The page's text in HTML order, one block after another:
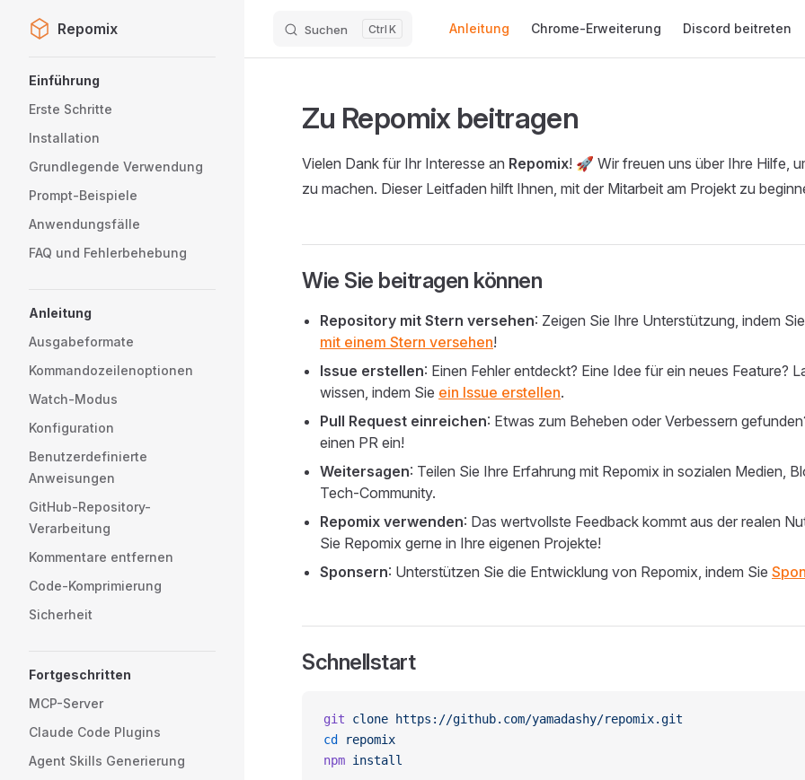
Skip to content
Repomix Suchen K Anleitung Chrome-Erweiterung Discord beitreten
Einführung
Erste Schritte
Installation
Grundlegende Verwendung
Prompt-Beispiele
Anwendungsfälle
FAQ und Fehlerbehebung
Anleitung
Ausgabeformate
Kommandozeilenoptionen
Watch-Modus
Konfiguration
Benutzerdefinierte
Anweisungen
GitHub-Repository-
Verarbeitung
Kommentare entfernen
Code-Komprimierung
Sicherheit
Fortgeschritten
MCP-Server
Claude Code Plugins
Agent Skills Generierung
Zu Repomix beitragen
Vielen Dank für Ihr Interesse an Repomix! 🚀 Wir freuen uns über Ihre Hilfe,
zu machen. Dieser Leitfaden hilft Ihnen, mit der Mitarbeit am Projekt zu
Wie Sie beitragen können
Repository mit Stern versehen: Zeigen Sie Ihre Unterstützung, indem
mit einem Stern versehen!
Issue erstellen: Einen Fehler entdeckt? Eine Idee für ein neues Feature?
wissen, indem Sie ein Issue erstellen.
Pull Request einreichen: Etwas zum Beheben oder Verbessern
einen PR ein!
Weitersagen: Teilen Sie Ihre Erfahrung mit Repomix in sozialen Medien,
Tech-Community.
Repomix verwenden: Das wertvollste Feedback kommt aus der realen
Sie Repomix gerne in Ihre eigenen Projekte!
Sponsern: Unterstützen Sie die Entwicklung von Repomix, indem Sie
Schnellstart
git clone https://github.com/yamadashy/repomix.git
cd
repomix
npm install